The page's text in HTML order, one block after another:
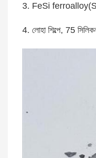
3. FeSi
4. লোহা শিল্পে, 75